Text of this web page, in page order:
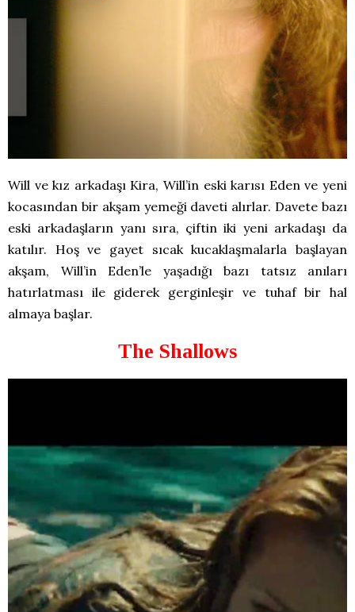
Will ve kız arkadaşı Kira, Will’in eski karısı Eden ve yeni
kocasından bir akşam yemeği daveti alırlar. Davete bazı
eski arkadaşların yanı sıra, çiftin iki yeni arkadaşı da
katılır. Hoş ve gayet sıcak kucaklaşmalarla başlayan
akşam, Will’in Eden’le yaşadığı bazı tatsız anıları
hatırlatması ile giderek gerginleşir ve tuhaf bir hal
almaya başlar.
The Shallows